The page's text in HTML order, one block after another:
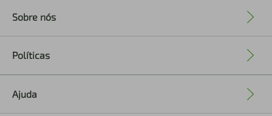
Sobre nós
Políticas
Ajuda